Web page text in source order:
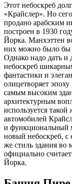
Этот небоскреб
«Крайслер». Но
продано арабским
построен в 1930
Йорка. Манхэттен
них можно было бы
Однако надо дать и
небоскреб
фантастики и
олицетворяет
самым высоким
архитектурным
используется
автомобилей
и функциональный
новый небоскреб,
же стиль здания во
официально
Йорка.